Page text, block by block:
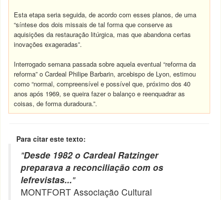
Esta etapa seria seguida, de acordo com esses planos, de uma
“síntese dos dois missais de tal forma que conserve as
aquisições da restauração litúrgica, mas que abandona certas
inovações exageradas”.
Interrogado semana passada sobre aquela eventual “reforma da
reforma” o Cardeal Philipe Barbarin, arcebispo de Lyon, estimou
como “normal, compreensível e possível que, próximo dos 40
anos após 1969, se queira fazer o balanço e reenquadrar as
coisas, de forma duradoura.”.
Para citar este texto:
"Desde 1982 o Cardeal Ratzinger
preparava a reconciliação com os
lefrevistas..."
MONTFORT Associação Cultural